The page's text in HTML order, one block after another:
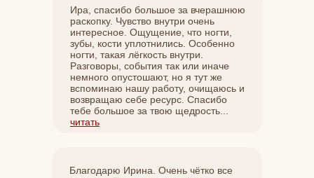
Ира, спасибо большое за вчерашнюю
раскопку. Чувство внутри очень
интересное. Ощущение, что ногти,
зубы, кости уплотнились. Особенно
ногти, такая лёгкость внутри.
Разговоры, события так или иначе
немного опустошают, но я тут же
вспоминаю нашу работу, очищаюсь и
возвращаю себе ресурс. Спасибо
тебе большое за твою щедрость...
читать
Благодарю Ирина. Очень чётко все